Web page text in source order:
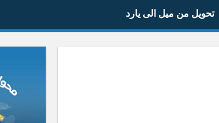
تحويل من ميل الى يارد